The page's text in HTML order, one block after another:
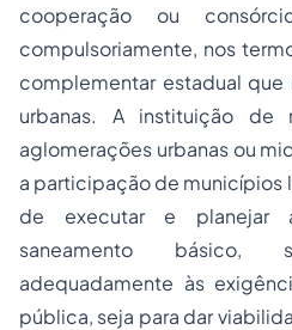
cooperação ou
compulsoriamente, nos
complementar estadual
urbanas. A instituição de
aglomerações urbanas ou
a participação de
de executar e planejar
saneamento básico,
adequadamente às
pública, seja para dar